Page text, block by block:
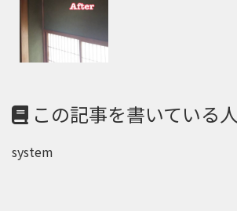
この記事を書いている人
system